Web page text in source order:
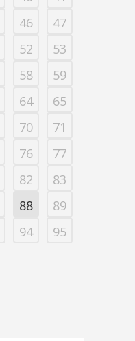
46
47
52
53
58
59
64
65
70
71
76
77
82
83
88
89
94 95